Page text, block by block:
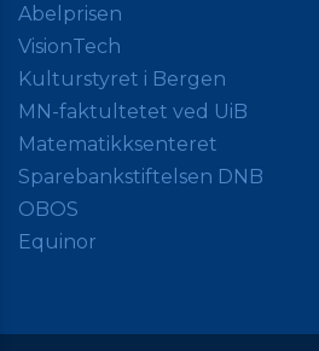
Abelprisen
VisionTech
Kulturstyret i Bergen
MN-faktultetet ved UiB
Matematikksenteret
Sparebankstiftelsen DNB
OBOS
Equinor